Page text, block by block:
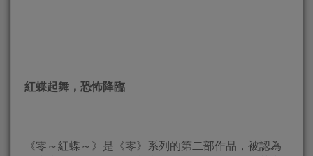
紅蝶起舞，恐怖降臨
《零～紅蝶～》是《零》系列的第二部作品，被認為